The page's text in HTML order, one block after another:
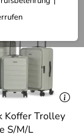
Koffer Trolley
S/M/L